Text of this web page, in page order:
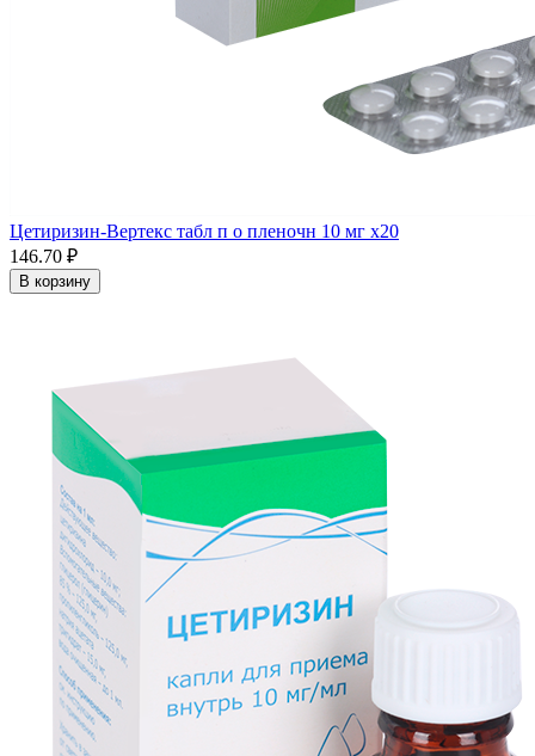
Цетиризин-Вертекс табл п о пленочн 10 мг x20
146.70 ₽
В корзину